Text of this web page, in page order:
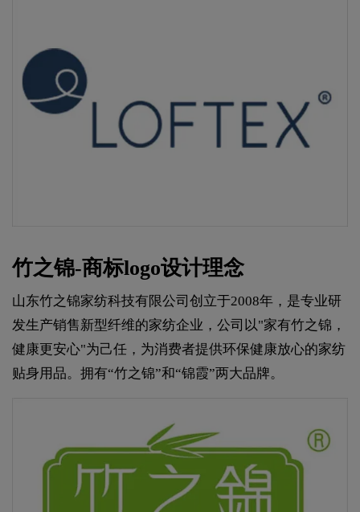
竹之锦-商标logo设计理念
山东竹之锦家纺科技有限公司创立于2008年，是专业研
发生产销售新型纤维的家纺企业，公司以"家有竹之锦，
健康更安心"为己任，为消费者提供环保健康放心的家纺
贴身用品。拥有“竹之锦”和“锦霞”两大品牌。